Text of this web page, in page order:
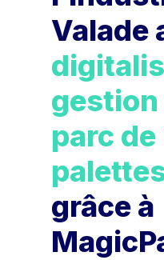
Valade
gestion
parc
grâce à